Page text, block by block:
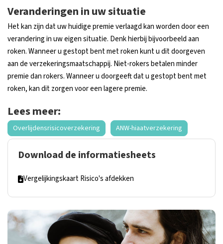
Veranderingen in uw situatie
Het kan zijn dat uw huidige premie verlaagd kan worden door een
verandering in uw eigen situatie. Denk hierbij bijvoorbeeld aan
roken. Wanneer u gestopt bent met roken kunt u dit doorgeven
aan de verzekeringsmaatschappij. Niet-rokers betalen minder
premie dan rokers. Wanneer u doorgeeft dat u gestopt bent met
roken, kan dit zorgen voor een lagere premie.
Lees meer:
Overlijdensrisicoverzekering ANW-hiaatverzekering
Download de informatiesheets
Vergelijkingskaart Risico's afdekken